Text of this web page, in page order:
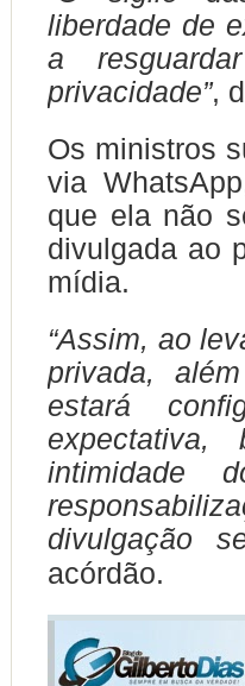
liberdade de
a
privacidade”,
Os ministros
via
que ela não
divulgada ao
mídia.
“Assim, ao
privada,
estará
intimidade
divulgação
acórdão.